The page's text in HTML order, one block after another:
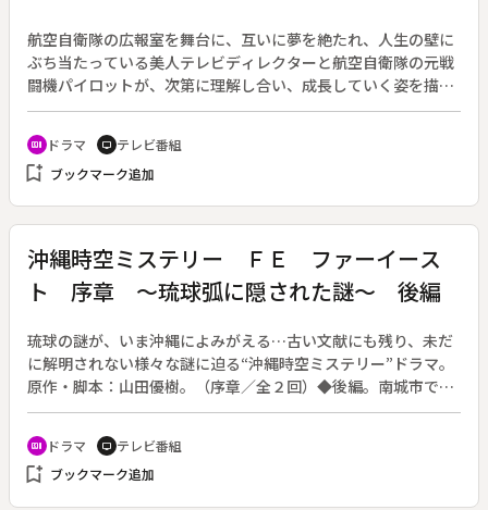
航空自衛隊の広報室を舞台に、互いに夢を絶たれ、人生の壁に
ぶち当たっている美人テレビディレクターと航空自衛隊の元戦
闘機パイロットが、次第に理解し合い、成長していく姿を描
く。原作：有川浩、脚本：野木亜紀子。（２０１３年４月１４
日～６月２３日放送、全１１回）◆最終回。震災から２年後の
２０１３年４月、ブルーインパルスが松島基地へ帰還するニュ
ースを藤枝（桐山漣）が伝えていたころ、リカ（新垣結衣）は
島基地へ震災の取材を阿久津（生瀬勝久）に薦められる。震災
当時を思い出すリカ。松島で被災した空井（綾野剛）を心配
し、メールでのやり取りがしばらく続いていたが、空井が志願
して松島基地に異動したことをきっかけに、一切連絡をとって
野美紀）から呼び出しの電話が入る。駆けつけると、昔の広報
室のメンバーが集まっていた。それぞれ新天地で勤務している
面々だが、久しぶりに東京で集まりリカを呼んだのには訳があ
recent_actors ドラマ tv テレビ番組
bookmark_add ブックマーク追加
沖縄時空ミステリー ＦＥ ファーイース
ト 序章 ～琉球弧に隠された謎～ 後編
琉球の謎が、いま沖縄によみがえる…古い文献にも残り、未だ
に解明されない様々な謎に迫る“沖縄時空ミステリー”ドラマ。
原作・脚本：山田優樹。（序章／全２回）◆後編。南城市で古
代の人骨が発掘され、その現場に向かった龍矢（小橋川よし
と）と砂伊里（桃原遥）。接点のなかった２人だが、妖刀・ナ
ーチラーを持つ男に襲われる。そんな時、今帰仁村にいる上間
清子（大城なつえ）はナーチラーの霊力に怯えていた。龍矢と
recent_actors ドラマ tv テレビ番組
bookmark_add ブックマーク追加